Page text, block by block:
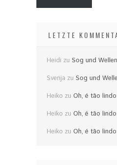
LETZTE
Heidi zu Sog und
Svenja zu Sog und
Heiko zu Oh, é tão lindo
Heiko zu Oh, é tão lindo
Heiko zu Oh, é tão lindo